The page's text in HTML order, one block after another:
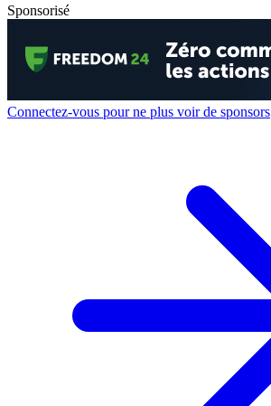
Sponsorisé
Connectez-vous pour ne plus voir de sponsors